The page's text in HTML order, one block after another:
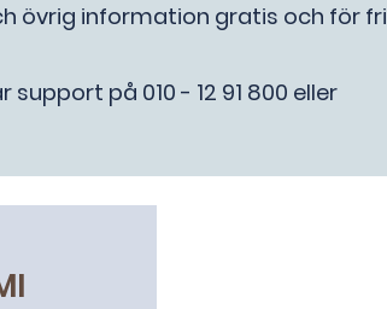
övrig information gratis och för fri
på 010 - 12 91 800 eller